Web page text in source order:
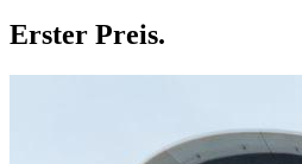
Erster Preis.